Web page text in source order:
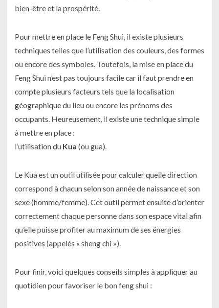
bien-être et la prospérité.
Pour mettre en place le Feng Shui, il existe plusieurs
techniques telles que l’utilisation des couleurs, des formes
ou encore des symboles. Toutefois, la mise en place du
Feng Shui n’est pas toujours facile car il faut prendre en
compte plusieurs facteurs tels que la localisation
géographique du lieu ou encore les prénoms des
occupants. Heureusement, il existe une technique simple
à mettre en place :
l’utilisation du Kua (ou gua).
Le Kua est un outil utilisée pour calculer quelle direction
correspond à chacun selon son année de naissance et son
sexe (homme/femme). Cet outil permet ensuite d’orienter
correctement chaque personne dans son espace vital afin
qu’elle puisse profiter au maximum de ses énergies
positives (appelés « sheng chi »).
Pour finir, voici quelques conseils simples à appliquer au
quotidien pour favoriser le bon feng shui :